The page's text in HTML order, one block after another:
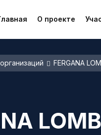
О проекте
FERGANA